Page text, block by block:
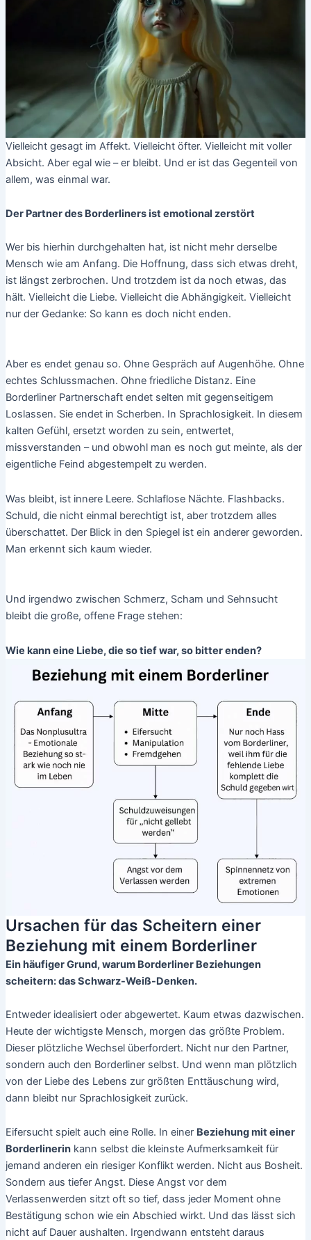
Vielleicht gesagt im Affekt. Vielleicht öfter. Vielleicht mit voller
Absicht. Aber egal wie – er bleibt. Und er ist das Gegenteil von
allem, was einmal war.
Der Partner des Borderliners ist emotional zerstört
Wer bis hierhin durchgehalten hat, ist nicht mehr derselbe
Mensch wie am Anfang. Die Hoffnung, dass sich etwas dreht,
ist längst zerbrochen. Und trotzdem ist da noch etwas, das
hält. Vielleicht die Liebe. Vielleicht die Abhängigkeit. Vielleicht
nur der Gedanke: So kann es doch nicht enden.
Aber es endet genau so. Ohne Gespräch auf Augenhöhe. Ohne
echtes Schlussmachen. Ohne friedliche Distanz. Eine
Borderliner Partnerschaft endet selten mit gegenseitigem
Loslassen. Sie endet in Scherben. In Sprachlosigkeit. In diesem
kalten Gefühl, ersetzt worden zu sein, entwertet,
missverstanden – und obwohl man es noch gut meinte, als der
eigentliche Feind abgestempelt zu werden.
Was bleibt, ist innere Leere. Schlaflose Nächte. Flashbacks.
Schuld, die nicht einmal berechtigt ist, aber trotzdem alles
überschattet. Der Blick in den Spiegel ist ein anderer geworden.
Man erkennt sich kaum wieder.
Und irgendwo zwischen Schmerz, Scham und Sehnsucht
bleibt die große, offene Frage stehen:
Wie kann eine Liebe, die so tief war, so bitter enden?
Ursachen für das Scheitern einer
Beziehung mit einem Borderliner
Ein häufiger Grund, warum Borderliner Beziehungen
scheitern: das Schwarz-Weiß-Denken.
Entweder idealisiert oder abgewertet. Kaum etwas dazwischen.
Heute der wichtigste Mensch, morgen das größte Problem.
Dieser plötzliche Wechsel überfordert. Nicht nur den Partner,
sondern auch den Borderliner selbst. Und wenn man plötzlich
von der Liebe des Lebens zur größten Enttäuschung wird,
dann bleibt nur Sprachlosigkeit zurück.
Eifersucht spielt auch eine Rolle. In einer Beziehung mit einer
Borderlinerinkann selbst die kleinste Aufmerksamkeit für
jemand anderen ein riesiger Konflikt werden. Nicht aus Bosheit.
Sondern aus tiefer Angst. Diese Angst vor dem
Verlassenwerden sitzt oft so tief, dass jeder Moment ohne
Bestätigung schon wie ein Abschied wirkt. Und das lässt sich
nicht auf Dauer aushalten. Irgendwann entsteht daraus